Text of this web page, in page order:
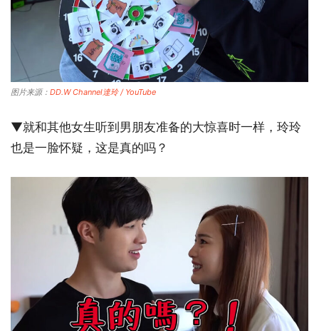
图片来源： DD.W Channel達玲 / YouTube
▼就和其他女生听到男朋友准备的大惊喜时一样，玲玲
也是一脸怀疑，这是真的吗？